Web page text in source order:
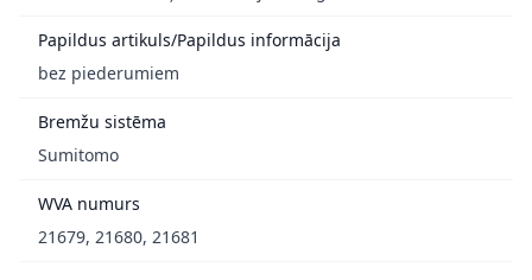
Papildus artikuls/Papildus informācija
bez piederumiem
Bremžu sistēma
Sumitomo
WVA numurs
21679, 21680, 21681